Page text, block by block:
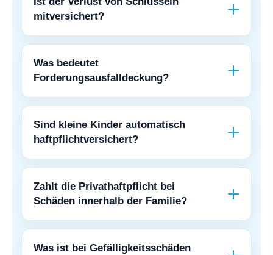
mitversichert?
Was bedeutet
Forderungsausfalldeckung?
Sind kleine Kinder automatisch
haftpflichtversichert?
Zahlt die Privathaftpflicht bei
Schäden innerhalb der Familie?
Was ist bei Gefälligkeitsschäden